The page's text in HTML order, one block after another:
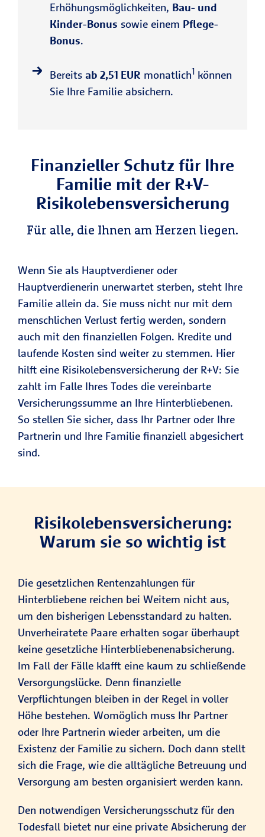
Erhöhungsmöglichkeiten, Bau- und
Kinder-Bonus sowie einem Pflege-
Bonus.
Bereits ab 2,51 EUR monatlich1 können
Sie Ihre Familie absichern.
Finanzieller Schutz für Ihre
Familie mit der R+V-
Risikolebensversicherung
Für alle, die Ihnen am Herzen liegen.
Wenn Sie als Hauptverdiener oder
Hauptverdienerin unerwartet sterben, steht Ihre
Familie allein da. Sie muss nicht nur mit dem
menschlichen Verlust fertig werden, sondern
auch mit den finanziellen Folgen. Kredite und
laufende Kosten sind weiter zu stemmen. Hier
hilft eine Risikolebensversicherung der R+V: Sie
zahlt im Falle Ihres Todes die vereinbarte
Versicherungssumme an Ihre Hinterbliebenen.
So stellen Sie sicher, dass Ihr Partner oder Ihre
Partnerin und Ihre Familie finanziell abgesichert
sind.
Risikolebensversicherung:
Warum sie so wichtig ist
Die gesetzlichen Rentenzahlungen für
Hinterbliebene reichen bei Weitem nicht aus,
um den bisherigen Lebensstandard zu halten.
Unverheiratete Paare erhalten sogar überhaupt
keine gesetzliche Hinterbliebenenabsicherung.
Im Fall der Fälle klafft eine kaum zu schließende
Versorgungslücke. Denn finanzielle
Verpflichtungen bleiben in der Regel in voller
Höhe bestehen. Womöglich muss Ihr Partner
oder Ihre Partnerin wieder arbeiten, um die
Existenz der Familie zu sichern. Doch dann stellt
sich die Frage, wie die alltägliche Betreuung und
Versorgung am besten organisiert werden kann.
Den notwendigen Versicherungsschutz für den
Todesfall bietet nur eine private Absicherung der